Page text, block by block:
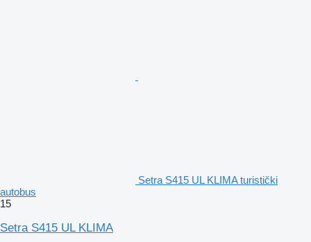
Setra S415 UL KLIMA turistički
autobus
15
Setra S415 UL KLIMA